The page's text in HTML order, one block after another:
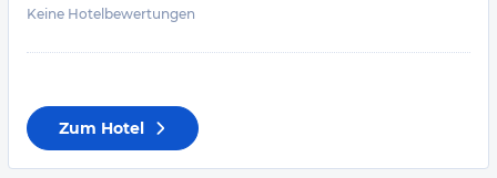
Keine Hotelbewertungen
Zum Hotel